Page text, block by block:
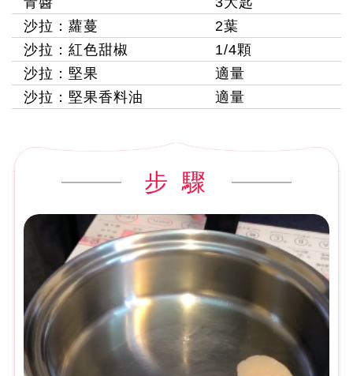
沙拉：蘿蔓
2葉
沙拉：紅色甜椒
1/4顆
沙拉：堅果
適量
沙拉：堅果香料油
適量
步 驟